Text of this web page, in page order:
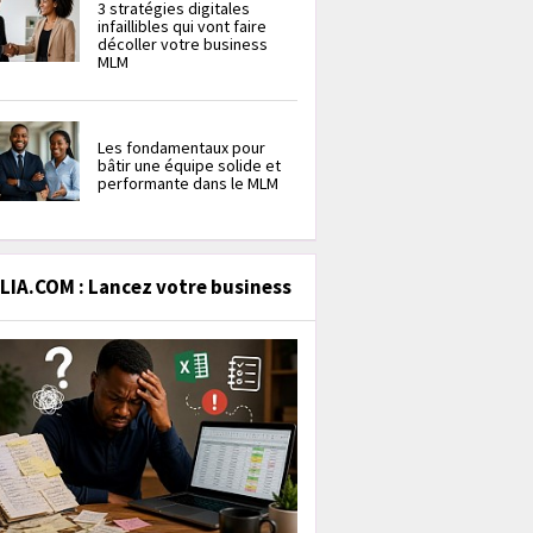
3 stratégies digitales
infaillibles qui vont faire
décoller votre business
MLM
Les fondamentaux pour
bâtir une équipe solide et
performante dans le MLM
: Lancez votre business